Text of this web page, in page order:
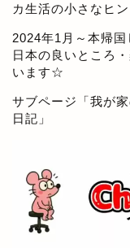
カ生活の小さなヒ
2024年1月～本帰
日本の良いところ
います☆
サブページ「我が
日記 」